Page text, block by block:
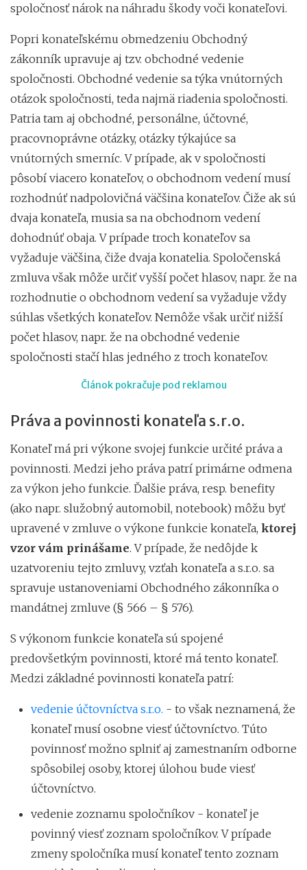
spoločnosť nárok na náhradu škody voči konateľovi.
Popri konateľskému obmedzeniu Obchodný
zákonník upravuje aj tzv. obchodné vedenie
spoločnosti. Obchodné vedenie sa týka vnútorných
otázok spoločnosti, teda najmä riadenia spoločnosti.
Patria tam aj obchodné, personálne, účtovné,
pracovnoprávne otázky, otázky týkajúce sa
vnútorných smerníc. V prípade, ak v spoločnosti
pôsobí viacero konateľov, o obchodnom vedení musí
rozhodnúť nadpolovičná väčšina konateľov. Čiže ak sú
dvaja konateľa, musia sa na obchodnom vedení
dohodnúť obaja. V prípade troch konateľov sa
vyžaduje väčšina, čiže dvaja konatelia. Spoločenská
zmluva však môže určiť vyšší počet hlasov, napr. že na
rozhodnutie o obchodnom vedení sa vyžaduje vždy
súhlas všetkých konateľov. Nemôže však určiť nižší
počet hlasov, napr. že na obchodné vedenie
spoločnosti stačí hlas jedného z troch konateľov.
Článok pokračuje pod reklamou
Práva a povinnosti konateľa s.r.o.
Konateľ má pri výkone svojej funkcie určité práva a
povinnosti. Medzi jeho práva patrí primárne odmena
za výkon jeho funkcie. Ďalšie práva, resp. benefity
(ako napr. služobný automobil, notebook) môžu byť
upravené v zmluve o výkone funkcie konateľa, ktorej
vzor vám prinášame. V prípade, že nedôjde k
uzatvoreniu tejto zmluvy, vzťah konateľa a s.r.o. sa
spravuje ustanoveniami Obchodného zákonníka o
mandátnej zmluve (§ 566 – § 576).
S výkonom funkcie konateľa sú spojené
predovšetkým povinnosti, ktoré má tento konateľ.
Medzi základné povinnosti konateľa patrí:
vedenie účtovníctva s.r.o. - to však neznamená, že
konateľ musí osobne viesť účtovníctvo. Túto
povinnosť možno splniť aj zamestnaním odborne
spôsobilej osoby, ktorej úlohou bude viesť
účtovníctvo.
vedenie zoznamu spoločníkov - konateľ je
povinný viesť zoznam spoločníkov. V prípade
zmeny spoločníka musí konateľ tento zoznam